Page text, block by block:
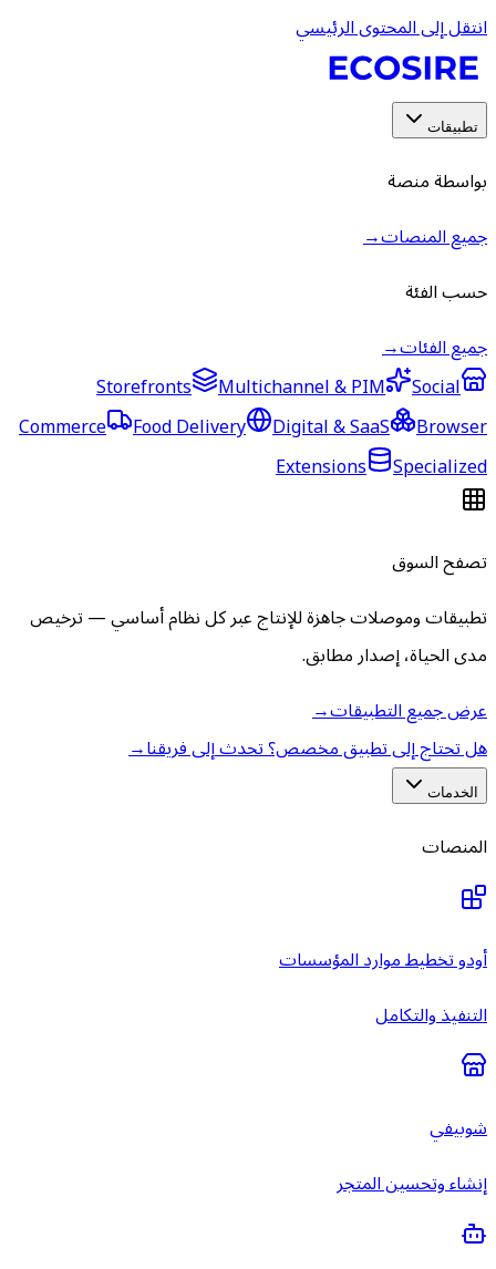
انتقل إلى المحتوى الرئيسي
تطبيقات
بواسطة منصة
جميع المنصات→
حسب الفئة
جميع الفئات→
Storefronts
Multichannel & PIM
Social
Commerce
Food Delivery Digital & SaaS
Browser
Extensions
Specialized
تصفح السوق
تطبيقات وموصلات جاهزة للإنتاج عبر كل نظام أساسي — ترخيص
مدى الحياة، إصدار مطابق.
عرض جميع التطبيقات→
هل تحتاج إلى تطبيق مخصص؟ تحدث إلى فريقنا→
الخدمات
المنصات
أودو تخطيط موارد المؤسسات
التنفيذ والتكامل
شوبيفي
إنشاء وتحسين المتجر